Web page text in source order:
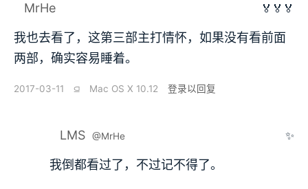
MrHe 🏅🏅🏅
我也去看了，这第三部主打情怀，如果没有看前面
两部，确实容易睡着。
2017-03-11 ⫑ Mac OS X 10.12 登录以回复
LMS @MrHe ✨
我倒都看过了，不过记不得了。